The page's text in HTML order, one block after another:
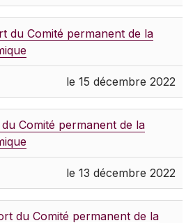
du Comité permanent de la
le 15 décembre 2022
Comité permanent de la
le 13 décembre 2022
du Comité permanent de la